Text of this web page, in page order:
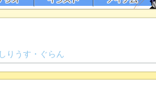
しりうす・ぐらん